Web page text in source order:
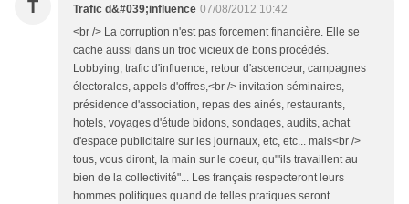
T Trafic d&#039;influence 07/08/2012 10:42
<br /> La corruption n'est pas forcement financière. Elle se
cache aussi dans un troc vicieux de bons procédés.
Lobbying, trafic d'influence, retour d'ascenceur, campagnes
électorales, appels d'offres,<br /> invitation séminaires,
présidence d'association, repas des ainés, restaurants,
hotels, voyages d'étude bidons, sondages, audits, achat
d'espace publicitaire sur les journaux, etc, etc... mais<br />
tous, vous diront, la main sur le coeur, qu"'ils travaillent au
bien de la collectivité"... Les français respecteront leurs
hommes politiques quand de telles pratiques seront